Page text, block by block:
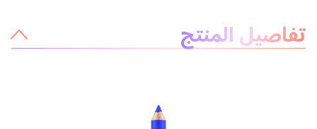
تفاصيل المنتج